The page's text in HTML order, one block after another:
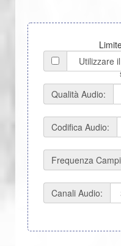
Utilizzare
Qualità Audio:
Codifica Audio:
Frequenza
Canali Audio: